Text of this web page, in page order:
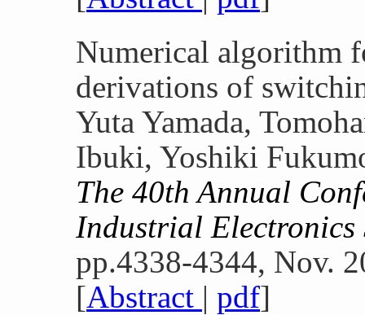
Numerical algorithm
derivations of
Yuta Yamada,
Ibuki, Yoshiki
The 40th Annual
Industrial Electronics
pp.4338-4344, Nov.
[Abstract | pdf]